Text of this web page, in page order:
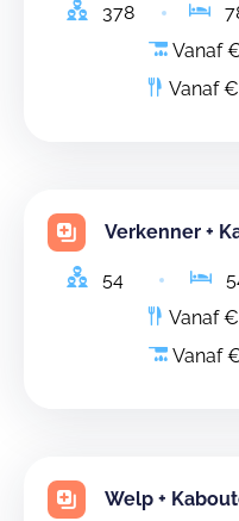
378
Vanaf
Vanaf €
Verkenner +
54
Vanaf €
Vanaf
Welp +